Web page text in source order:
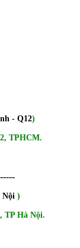
- Q12)
TPHCM.
Nội )
TP Hà Nội.